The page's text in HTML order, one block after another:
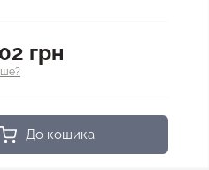
грн
До кошика